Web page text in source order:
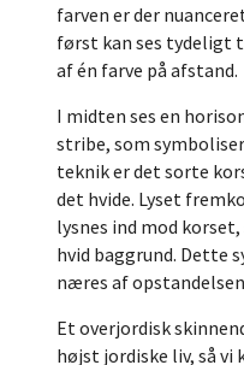
farven er der
først kan ses tydeligt
af én farve på afstand.
I midten ses en
stribe, som
teknik er det sorte
det hvide. Lyset
lysnes ind mod
hvid baggrund. Dette
næres af
Et overjordisk
højst jordiske liv, så vi